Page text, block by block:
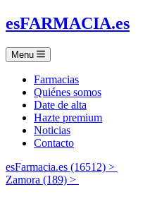
esFARMACIA.es
Menu
Farmacias
Quiénes somos
Date de alta
Hazte premium
Noticias
Contacto
esFarmacia.es (16512) >
Zamora (189) >